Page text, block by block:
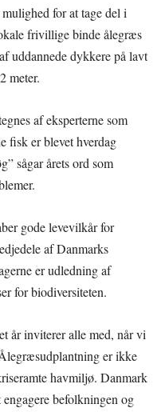
for at tage del i
frivillige binde ålegræs
uddannede dykkere på lavt
meter.
af eksperterne som
fisk er blevet hverdag
sågar årets ord som
gode levevilkår for
af Danmarks
er udledning af
for biodiversiteten.
år inviterer alle med, når vi
er ikke
havmiljø. Danmark
befolkningen og